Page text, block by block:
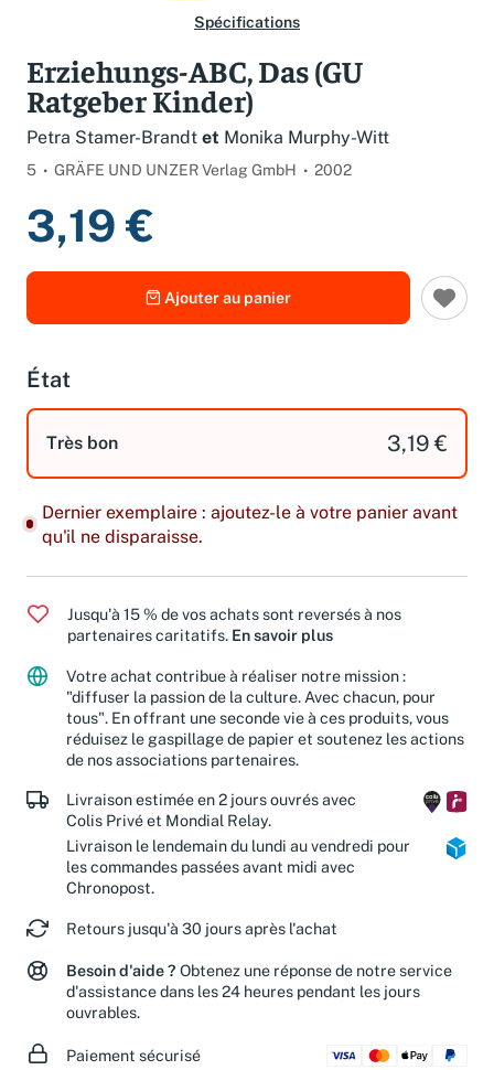
Spécifications
Erziehungs-ABC, Das (GU
Ratgeber Kinder)
Petra Stamer-Brandt et Monika Murphy-Witt
5 GRÄFE UND UNZER Verlag GmbH 2002
3,19 €
Ajouter au panier
État
Très bon 3,19 €
Dernier exemplaire : ajoutez-le à votre panier avant
qu'il ne disparaisse.
Jusqu'à 15 % de vos achats sont reversés à nos
partenaires caritatifs. En savoir plus
Votre achat contribue à réaliser notre mission :
"diffuser la passion de la culture. Avec chacun, pour
tous". En offrant une seconde vie à ces produits, vous
réduisez le gaspillage de papier et soutenez les actions
de nos associations partenaires.
Livraison estimée en 2 jours ouvrés avec
Colis Privé et Mondial Relay.
Livraison le lendemain du lundi au vendredi pour
les commandes passées avant midi avec
Chronopost.
Retours jusqu'à 30 jours après l'achat
Besoin d'aide ? Obtenez une réponse de notre service
d'assistance dans les 24 heures pendant les jours
ouvrables.
Paiement sécurisé